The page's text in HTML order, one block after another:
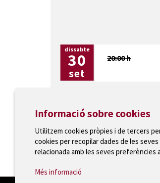
dissabte
30
set
20:00 h
Ajuntament de Torroella de
T 972 75 81 12 · Plaça de la
Informació sobre cookies
Utilitzem cookies pròpies i de tercers
cookies per recopilar dades de les
relacionada amb les seves preferències
Més informació